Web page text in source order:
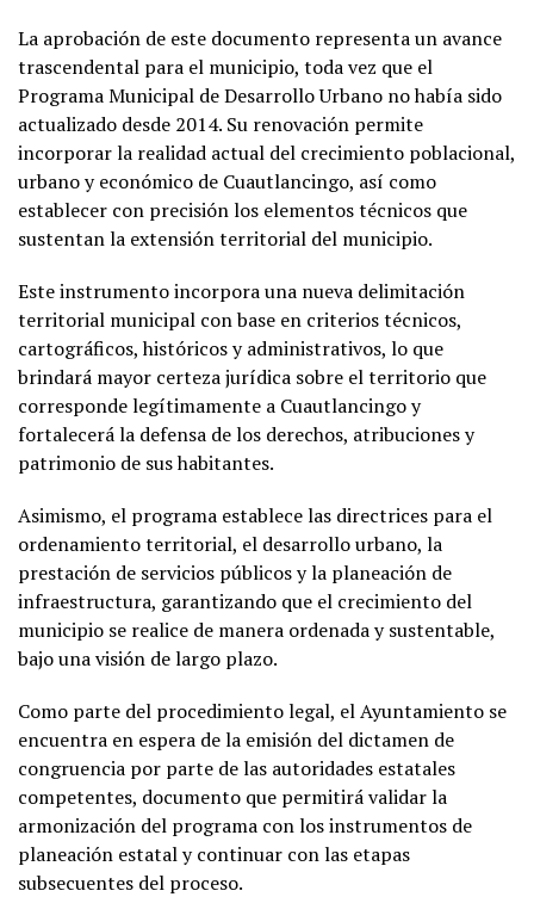
La aprobación de este documento representa un avance
trascendental para el municipio, toda vez que el
Programa Municipal de Desarrollo Urbano no había sido
actualizado desde 2014. Su renovación permite
incorporar la realidad actual del crecimiento poblacional,
urbano y económico de Cuautlancingo, así como
establecer con precisión los elementos técnicos que
sustentan la extensión territorial del municipio.
Este instrumento incorpora una nueva delimitación
territorial municipal con base en criterios técnicos,
cartográficos, históricos y administrativos, lo que
brindará mayor certeza jurídica sobre el territorio que
corresponde legítimamente a Cuautlancingo y
fortalecerá la defensa de los derechos, atribuciones y
patrimonio de sus habitantes.
Asimismo, el programa establece las directrices para el
ordenamiento territorial, el desarrollo urbano, la
prestación de servicios públicos y la planeación de
infraestructura, garantizando que el crecimiento del
municipio se realice de manera ordenada y sustentable,
bajo una visión de largo plazo.
Como parte del procedimiento legal, el Ayuntamiento se
encuentra en espera de la emisión del dictamen de
congruencia por parte de las autoridades estatales
competentes, documento que permitirá validar la
armonización del programa con los instrumentos de
planeación estatal y continuar con las etapas
subsecuentes del proceso.